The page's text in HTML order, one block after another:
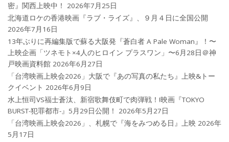
密』関西上映中！
2026年7月25日
北海道ロケの香港映画『ラブ・ライズ』、９月４日に全国公開
2026年7月16日
13年ぶりに再編集版で蘇る大阪発『蒼白者 A Pale Woman』！〜
上映企画「ツネモト×4人のヒロイン プラスワン」〜6月28日＠神
戸映画資料館 2026年6月27日
「台湾映画上映会2026」大阪で『あの写真の私たち』上映&トー
クイベント 2026年6月9日
水上恒司VS福士蒼汰、新宿歌舞伎町で肉弾戦！!映画『TOKYO
BURST-犯罪都市-』5月29日公開！
2026年5月27日
「台湾映画上映会2026」、札幌で『海をみつめる日』上映 2026年
5月17日